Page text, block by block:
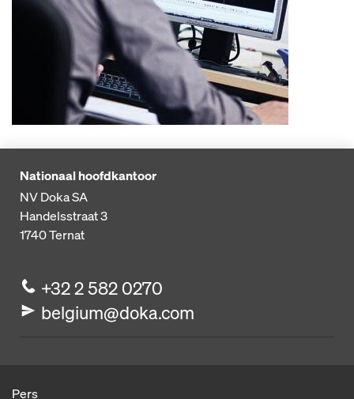
Nationaal hoofdkantoor
NV Doka SA
Handelsstraat 3
1740Ternat
+32 2 582 0270
belgium@doka.com
Pers